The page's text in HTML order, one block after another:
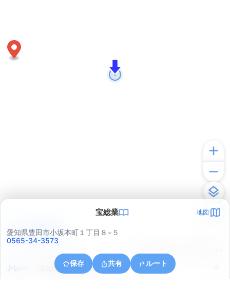
宝総業 地図
愛知県豊田市小坂本町１丁目８−５
0565-34-3573
保存 共有 ルート
愛知県豊田市美里２丁目１８
アプリで見る